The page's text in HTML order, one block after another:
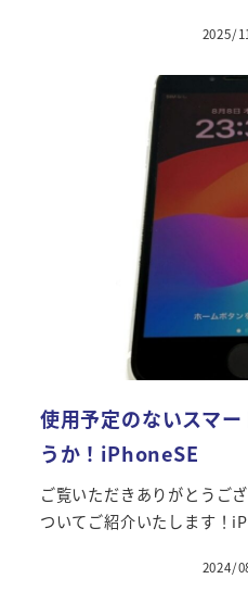
2025/
使用予定のないスマ
うか！iPhoneSE
ご覧いただきありがとうご
ついてご紹介いたします
2024/